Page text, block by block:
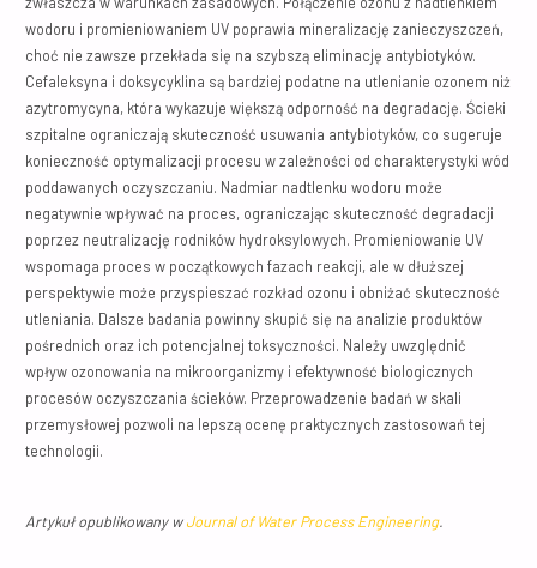
wodoru i promieniowaniem UV poprawia mineralizację zanieczyszczeń,
choć nie zawsze przekłada się na szybszą eliminację antybiotyków.
Cefaleksyna i doksycyklina są bardziej podatne na utlenianie ozonem niż
azytromycyna, która wykazuje większą odporność na degradację. Ścieki
szpitalne ograniczają skuteczność usuwania antybiotyków, co sugeruje
konieczność optymalizacji procesu w zależności od charakterystyki wód
poddawanych oczyszczaniu. Nadmiar nadtlenku wodoru może
negatywnie wpływać na proces, ograniczając skuteczność degradacji
poprzez neutralizację rodników hydroksylowych. Promieniowanie UV
wspomaga proces w początkowych fazach reakcji, ale w dłuższej
perspektywie może przyspieszać rozkład ozonu i obniżać skuteczność
utleniania. Dalsze badania powinny skupić się na analizie produktów
pośrednich oraz ich potencjalnej toksyczności. Należy uwzględnić
wpływ ozonowania na mikroorganizmy i efektywność biologicznych
procesów oczyszczania ścieków. Przeprowadzenie badań w skali
przemysłowej pozwoli na lepszą ocenę praktycznych zastosowań tej
technologii.
Artykuł opublikowany wJournal of Water Process Engineering.